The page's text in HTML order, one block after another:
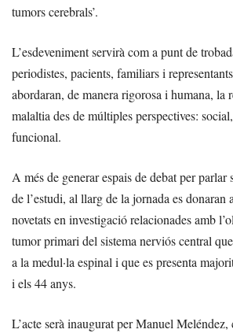
tumors cerebrals’.
L’esdeveniment servirà com a punt de
periodistes, pacients, familiars i
abordaran, de manera rigorosa i humana, la
malaltia des de múltiples perspectives:
funcional.
A més de generar espais de debat per parlar
de l’estudi, al llarg de la jornada es donaran
novetats en investigació relacionades amb
tumor primari del sistema nerviós central
a la medul·la espinal i que es presenta
i els 44 anys.
L’acte serà inaugurat per Manuel